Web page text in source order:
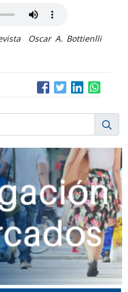
Oscar A. Bottienlli